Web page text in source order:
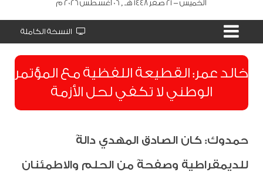
الخميس - 21 صفر 1448 هـ , 06 أغسطس 2026 م
النسخة الكاملة
​خالد عمر: القطيعة اللفظية مع المؤتمر
الوطني لا تكفي لحل الأزمة
حمدوك: كان الصادق المهدي دالةً
للديمقراطية وصفحةً من الحلم والاطمئنان